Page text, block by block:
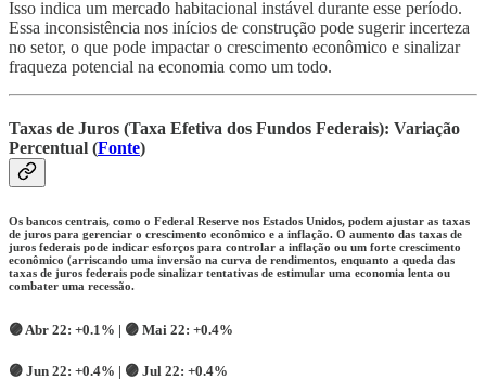
Isso indica um mercado habitacional instável durante esse período.
Essa inconsistência nos inícios de construção pode sugerir incerteza
no setor, o que pode impactar o crescimento econômico e sinalizar
fraqueza potencial na economia como um todo.
Taxas de Juros (Taxa Efetiva dos Fundos Federais): Variação
Percentual (Fonte)
Os bancos centrais, como o Federal Reserve nos Estados Unidos, podem ajustar as taxas
de juros para gerenciar o crescimento econômico e a inflação. O aumento das taxas de
juros federais pode indicar esforços para controlar a inflação ou um forte crescimento
econômico (arriscando uma inversão na curva de rendimentos, enquanto a queda das
taxas de juros federais pode sinalizar tentativas de estimular uma economia lenta ou
combater uma recessão.
🟣 Abr 22: +0.1% | 🟣 Mai 22: +0.4%
🟣 Jun 22: +0.4% | 🟣 Jul 22: +0.4%